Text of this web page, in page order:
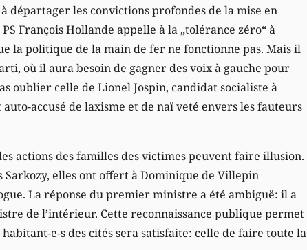
départager les convictions profondes de la mise en
François Hollande appelle à la „tolérance zéro“ à
la politique de la main de fer ne fonctionne pas. Mais il
où il aura besoin de gagner des voix à gauche pour
oublier celle de Lionel Jospin, candidat socialiste à
accusé de laxisme et de naï veté envers les fauteurs
actions des familles des victimes peuvent faire illusion.
elles ont offert à Dominique de Villepin
La réponse du premier ministre a été ambiguë: il a
de l’intérieur. Cette reconnaissance publique permet
e-s des cités sera satisfaite: celle de faire toute la